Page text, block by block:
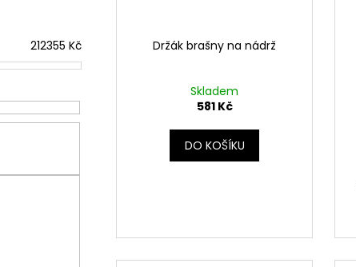
212355 Kč Držák brašny na nádrž
Skladem
581 Kč
DO KOŠÍKU